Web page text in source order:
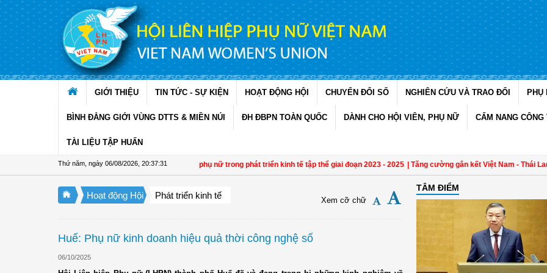
Truy cập nội dung luôn
GIỚI THIỆU TIN TỨC - SỰ KIỆN HOẠT ĐỘNG HỘI CHUYỂN ĐỔI SỐ NGHIÊN CỨU VÀ TRAO ĐỔI PHỤ
BÌNH ĐẲNG GIỚI VÙNG DTTS & MIỀN NÚI ĐH ĐBPN TOÀN QUỐC DÀNH CHO HỘI VIÊN, PHỤ NỮ CẨM NANG CÔNG
TÀI LIỆU TẬP HUẤN
Thứ năm, ngày 06/08/2026 20:37:31
Đề án 01: Dấu ấn phụ nữ trong phát triển kinh tế tập thể giai đoạn 2023 - 2025 | Tăng cường gắn kết Việt Nam - Thái Lan
Hoạt động Hội Phát triển kinh tế Xem cỡ chữ
Huế: Phụ nữ kinh doanh hiệu quả thời công nghệ số
06/10/2025
TÂM ĐIỂM